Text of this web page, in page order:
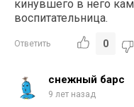
кинувшего в него
воспитательница.
Ответить 0
снежный барс
9 лет назад